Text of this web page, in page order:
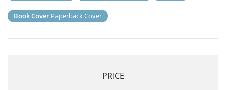
Book Cover Paperback Cover
PRICE